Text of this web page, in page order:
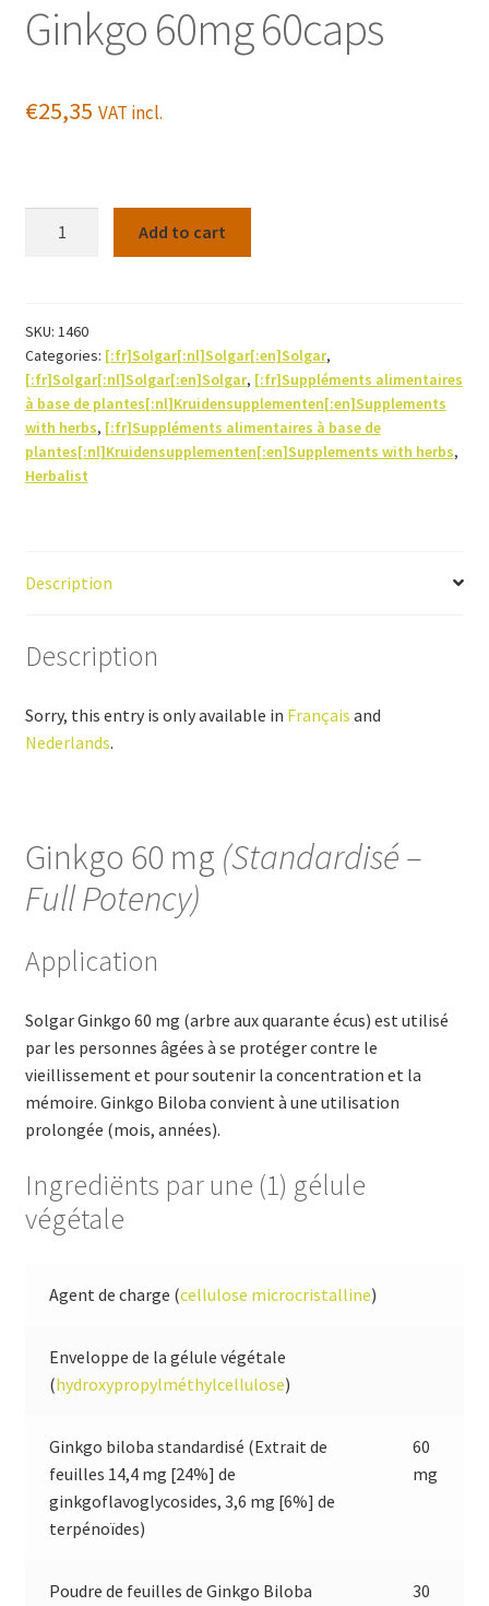
Ginkgo 60mg 60caps
€25,35 VAT incl.
Add to cart
SKU: 1460
Categories: [:fr]Solgar[:nl]Solgar[:en]Solgar,
[:fr]Solgar[:nl]Solgar[:en]Solgar, [:fr]Suppléments alimentaires
à base de plantes[:nl]Kruidensupplementen[:en]Supplements
with herbs, [:fr]Suppléments alimentaires à base de
plantes[:nl]Kruidensupplementen[:en]Supplements with herbs,
Herbalist
Description
Description
Sorry, this entry is only available in Français and
Nederlands.
Ginkgo 60 mg (Standardisé –
Full Potency)
Application
Solgar Ginkgo 60 mg (arbre aux quarante écus) est utilisé
par les personnes âgées à se protéger contre le
vieillissement et pour soutenir la concentration et la
mémoire. Ginkgo Biloba convient à une utilisation
prolongée (mois, années).
Ingrediënts par une (1) gélule
végétale
Agent de charge (cellulose microcristalline)
Enveloppe de la gélule végétale
(hydroxypropylméthylcellulose)
Ginkgo biloba standardisé (Extrait de
feuilles 14,4 mg [24%] de
ginkgoflavoglycosides, 3,6 mg [6%] de
terpénoïdes)
60
mg
Poudre de feuilles de Ginkgo Biloba
30